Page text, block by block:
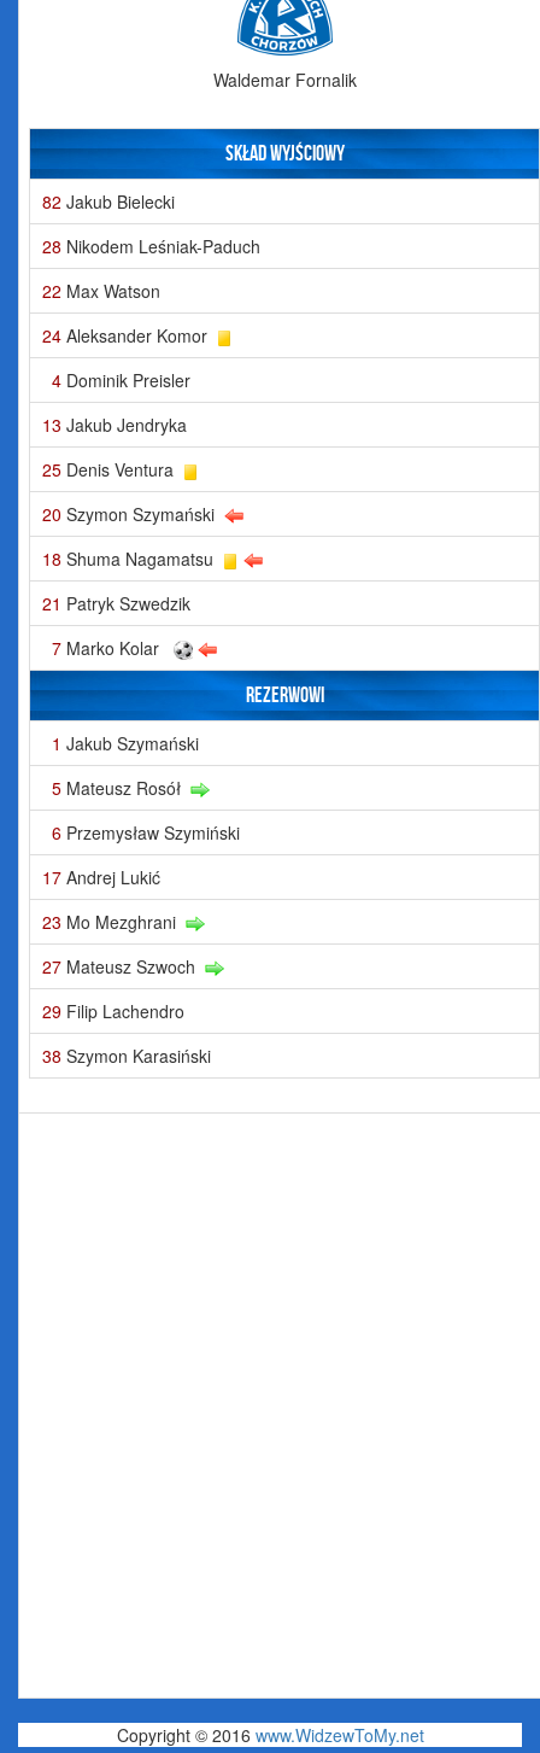
Waldemar Fornalik
Skład wyjściowy
82 Jakub Bielecki
28 Nikodem Leśniak-Paduch
22 Max Watson
24 Aleksander Komor
4 Dominik Preisler
13 Jakub Jendryka
25 Denis Ventura
20 Szymon Szymański
18 Shuma Nagamatsu
21 Patryk Szwedzik
7 Marko Kolar
Rezerwowi
1 Jakub Szymański
5 Mateusz Rosół
6 Przemysław Szymiński
17 Andrej Lukić
23 Mo Mezghrani
27 Mateusz Szwoch
29 Filip Lachendro
38 Szymon Karasiński
Copyright © 2016 www.WidzewToMy.net